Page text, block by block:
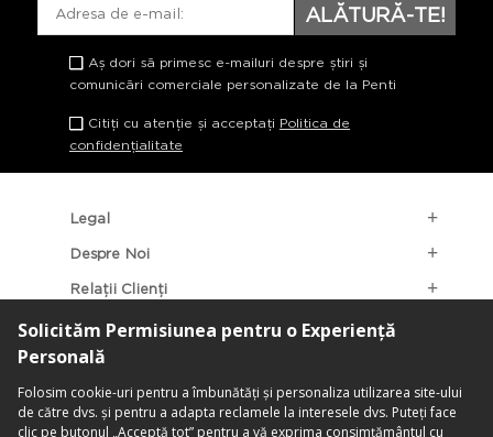
ALĂTURĂ-TE!
Aș dori să primesc e-mailuri despre știri și
comunicări comerciale personalizate de la Penti
Citiți cu atenție și acceptați Politica de
confidențialitate
Legal
Despre Noi
Relații Clienți
Categorii Populare
Localizarea Magazinelor
contact@penti.com.ro